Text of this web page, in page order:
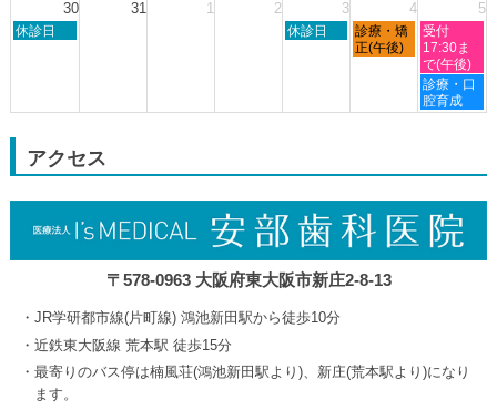
2026
2026
2026
30 31 1 2 3 4 5
日
30th
休診日
木
3rd
休診日
金
曜
4th
診療・矯
正(午後)
土
曜
日,
9
月
5th
受付
17:30ま
で(午後)
土
曜
日,
診療・口
腔育成
アクセス
〒578-0963 大阪府東大阪市新庄2-8-13
JR学研都市線(片町線) 鴻池新田駅から徒歩10分
近鉄東大阪線 荒本駅 徒歩15分
最寄りのバス停は楠風荘(鴻池新田駅より)、新庄(荒本駅より)になり
ます。